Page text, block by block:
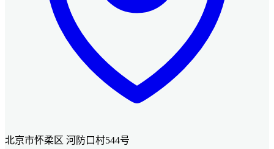
北京市怀柔区 河防口村544号